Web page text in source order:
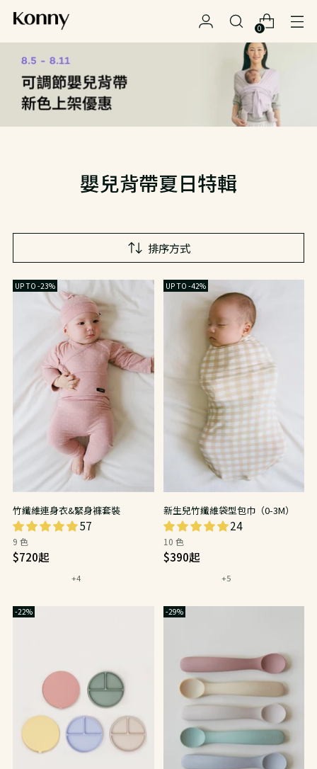
0
嬰兒背帶夏日特輯
排序方式
UP TO -23%
竹纖維連身衣&緊身褲套裝
57
9 色
日
$720起
+4
UP TO -42%
新生兒竹纖維袋型包巾（0-3M）
24
10 色
日
$390起
+5
-22% -29%